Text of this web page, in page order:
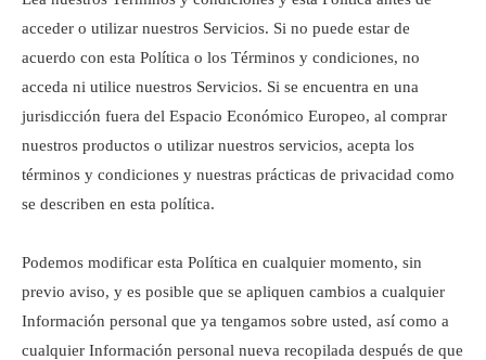
acceder o utilizar nuestros Servicios. Si no puede estar de
acuerdo con esta Política o los Términos y condiciones, no
acceda ni utilice nuestros Servicios. Si se encuentra en una
jurisdicción fuera del Espacio Económico Europeo, al comprar
nuestros productos o utilizar nuestros servicios, acepta los
términos y condiciones y nuestras prácticas de privacidad como
se describen en esta política.
Podemos modificar esta Política en cualquier momento, sin
previo aviso, y es posible que se apliquen cambios a cualquier
Información personal que ya tengamos sobre usted, así como a
cualquier Información personal nueva recopilada después de que